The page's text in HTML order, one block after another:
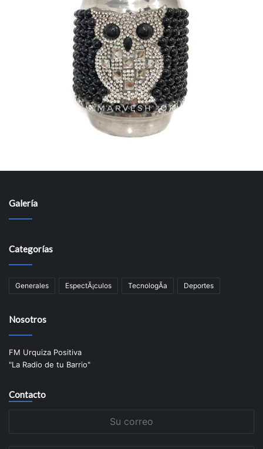
Galería
Categorías
Generales EspectÃ¡culos TecnologÃ­a Deportes
Nosotros
FM Urquiza Positiva
"La Radio de tu Barrio"
Contacto